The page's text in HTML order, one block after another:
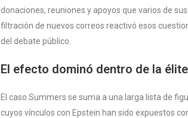
donaciones, reuniones y apoyos que varios de
filtración de nuevos correos reactivó esos
del debate público.
El efecto dominó dentro de la
El caso Summers se suma a una larga lista de
cuyos vínculos con Epstein han sido expuestos